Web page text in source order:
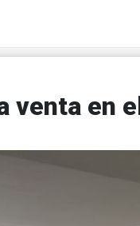
venta en